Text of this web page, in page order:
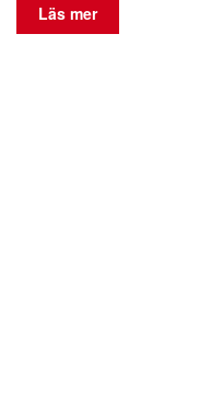
Läs mer